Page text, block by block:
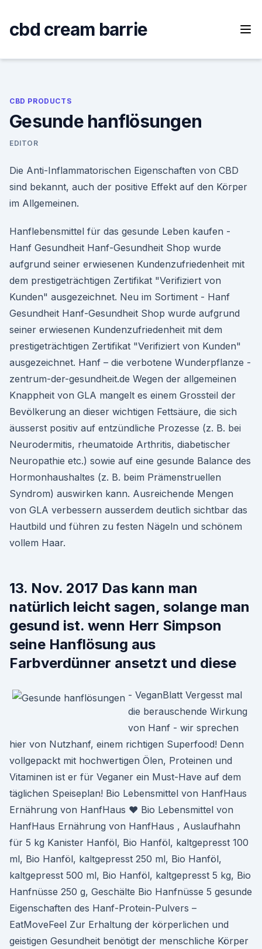
content
cbd cream barrie
CBD PRODUCTS
Gesunde hanflösungen
EDITOR
Die Anti-Inflammatorischen Eigenschaften von CBD
sind bekannt, auch der positive Effekt auf den Körper
im Allgemeinen.
Hanflebensmittel für das gesunde Leben kaufen -
Hanf Gesundheit Hanf-Gesundheit Shop wurde
aufgrund seiner erwiesenen Kundenzufriedenheit mit
dem prestigeträchtigen Zertifikat "Verifiziert von
Kunden" ausgezeichnet. Neu im Sortiment - Hanf
Gesundheit Hanf-Gesundheit Shop wurde aufgrund
seiner erwiesenen Kundenzufriedenheit mit dem
prestigeträchtigen Zertifikat "Verifiziert von Kunden"
ausgezeichnet. Hanf – die verbotene Wunderpflanze -
zentrum-der-gesundheit.de Wegen der allgemeinen
Knappheit von GLA mangelt es einem Grossteil der
Bevölkerung an dieser wichtigen Fettsäure, die sich
äusserst positiv auf entzündliche Prozesse (z. B. bei
Neurodermitis, rheumatoide Arthritis, diabetischer
Neuropathie etc.) sowie auf eine gesunde Balance des
Hormonhaushaltes (z. B. beim Prämenstruellen
Syndrom) auswirken kann. Ausreichende Mengen
von GLA verbessern ausserdem deutlich sichtbar das
Hautbild und führen zu festen Nägeln und schönem
vollem Haar.
13. Nov. 2017 Das kann man
natürlich leicht sagen, solange man
gesund ist. wenn Herr Simpson
seine Hanflösung aus
Farbverdünner ansetzt und diese
- VeganBlatt Vergesst mal
die berauschende Wirkung
von Hanf - wir sprechen
hier von Nutzhanf, einem richtigen Superfood! Denn
vollgepackt mit hochwertigen Ölen, Proteinen und
Vitaminen ist er für Veganer ein Must-Have auf dem
täglichen Speiseplan! Bio Lebensmittel von HanfHaus
Ernährung von HanfHaus ♥ Bio Lebensmittel von
HanfHaus Ernährung von HanfHaus , Auslaufhahn
für 5 kg Kanister Hanföl, Bio Hanföl, kaltgepresst 100
ml, Bio Hanföl, kaltgepresst 250 ml, Bio Hanföl,
kaltgepresst 500 ml, Bio Hanföl, kaltgepresst 5 kg, Bio
Hanfnüsse 250 g, Geschälte Bio Hanfnüsse 5 gesunde
Eigenschaften des Hanf-Protein-Pulvers –
EatMoveFeel Zur Erhaltung der körperlichen und
geistigen Gesundheit benötigt der menschliche Körper